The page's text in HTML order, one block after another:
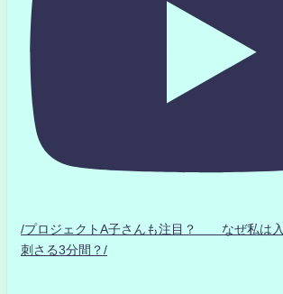
/プロジェクトA子さんも注目？ なぜ私は
刺さる3分間？/